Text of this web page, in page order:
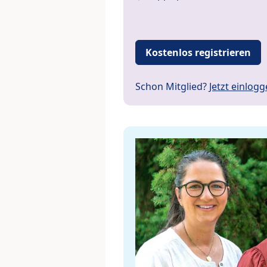
Kostenlos registrieren
Schon Mitglied? Jetzt